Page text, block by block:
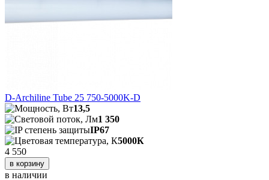
D-Archiline Tube 25 750-5000K-D
13,5
1 350
IP67
5000К
4 550
в корзину
в наличии